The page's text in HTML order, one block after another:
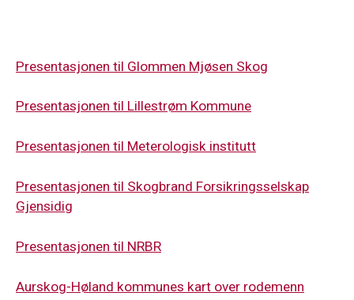
Presentasjonen til Glommen Mjøsen Skog
Presentasjonen til Lillestrøm Kommune
Presentasjonen til Meterologisk institutt
Presentasjonen til Skogbrand Forsikringsselskap
Gjensidig
Presentasjonen til NRBR
Aurskog-Høland kommunes kart over rodemenn